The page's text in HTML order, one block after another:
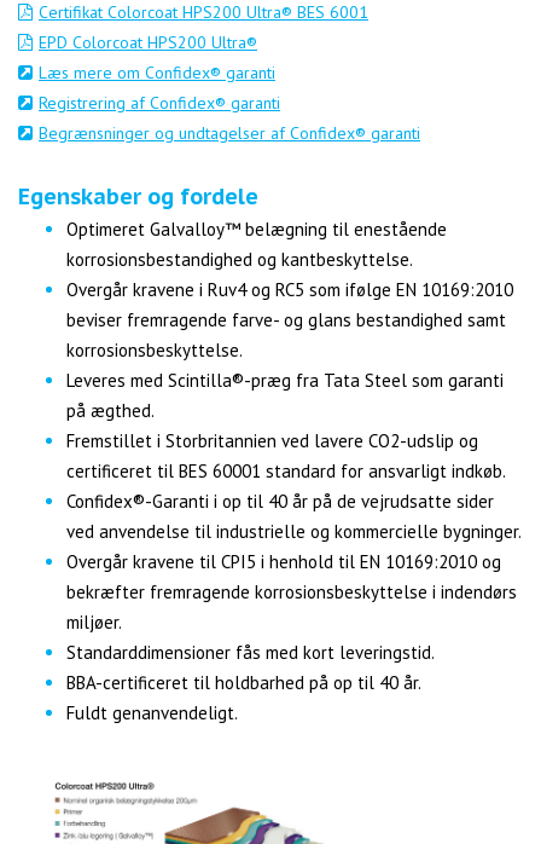
Certifikat Colorcoat HPS200 Ultra® BES 6001
EPD Colorcoat HPS200 Ultra®
Læs mere om Confidex® garanti
Registrering af Confidex® garanti
Begrænsninger og undtagelser af Confidex® garanti
Egenskaber og fordele
Optimeret Galvalloy™ belægning til enestående
korrosionsbestandighed og kantbeskyttelse.
Overgår kravene i Ruv4 og RC5 som ifølge EN 10169:2010
beviser fremragende farve- og glans bestandighed samt
korrosionsbeskyttelse.
Leveres med Scintilla®-præg fra Tata Steel som garanti
på ægthed.
Fremstillet i Storbritannien ved lavere CO2-udslip og
certificeret til BES 60001 standard for ansvarligt indkøb.
Confidex®-Garanti i op til 40 år på de vejrudsatte sider
ved anvendelse til industrielle og kommercielle bygninger.
Overgår kravene til CPI5 i henhold til EN 10169:2010 og
bekræfter fremragende korrosionsbeskyttelse i indendørs
miljøer.
Standarddimensioner fås med kort leveringstid.
BBA-certificeret til holdbarhed på op til 40 år.
Fuldt genanvendeligt.